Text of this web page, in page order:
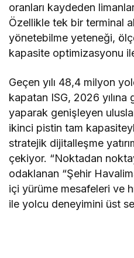
oranları kaydeden
Özellikle tek bir terminal
yönetebilme yeteneği,
kapasite optimizasyonu
Geçen yılı 48,4 milyon
kapatan ISG, 2026 yılına
yaparak genişleyen
ikinci pistin tam
stratejik dijitalleşme
çekiyor. “Noktadan
odaklanan “Şehir
içi yürüme mesafeleri ve
ile yolcu deneyimini üst